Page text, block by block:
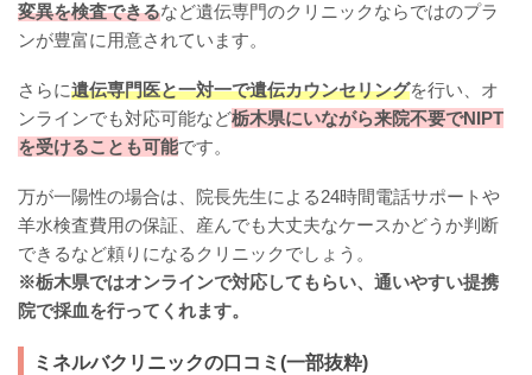
変異を検査できるなど遺伝専門のクリニックならではのプラ
ンが豊富に用意されています。
さらに遺伝専門医と一対一で遺伝カウンセリングを行い、オ
ンラインでも対応可能など栃木県にいながら来院不要でNIPT
を受けることも可能です。
万が一陽性の場合は、院長先生による24時間電話サポートや
羊水検査費用の保証、産んでも大丈夫なケースかどうか判断
できるなど頼りになるクリニックでしょう。
※栃木県ではオンラインで対応してもらい、通いやすい提携
院で採血を行ってくれます。
ミネルバクリニックの口コミ(一部抜粋)